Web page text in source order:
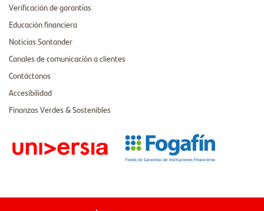
Verificación de garantías
Educación financiera
Noticias Santander
Canales de comunicación a clientes
Contáctanos
Accesibilidad
Finanzas Verdes & Sostenibles